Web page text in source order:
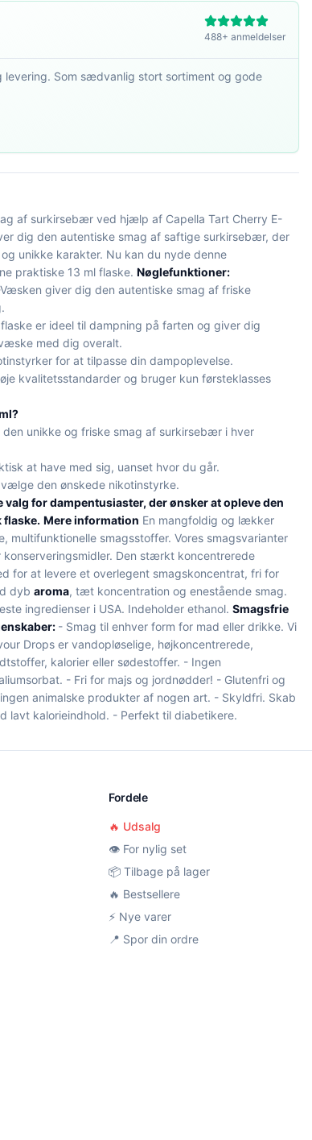
488+ anmeldelser
levering. Som sædvanlig stort sortiment og gode
af surkirsebær ved hjælp af Capella Tart Cherry E-
dig den autentiske smag af saftige surkirsebær, der
unikke karakter. Nu kan du nyde denne
praktiske 13 ml flaske. Nøglefunktioner:
giver dig den autentiske smag af friske
er ideel til dampning på farten og giver dig
med dig overalt.
for at tilpasse din dampoplevelse.
kvalitetsstandarder og bruger kun førsteklasses
den unikke og friske smag af surkirsebær i hver
at have med sig, uanset hvor du går.
den ønskede nikotinstyrke.
valg for dampentusiaster, der ønsker at opleve den
flaske. Mere information En mangfoldig og lækker
multifunktionelle smagsstoffer. Vores smagsvarianter
Den stærkt koncentrerede
for at levere et overlegent smagskoncentrat, fri for
dyb aroma, tæt koncentration og enestående smag.
ingredienser i USA. Indeholder ethanol. Smagsfrie
- Smag til enhver form for mad eller drikke. Vi
Drops er vandopløselige, højkoncentrerede,
kalorier eller sødestoffer. - Ingen
- Fri for majs og jordnødder! - Glutenfri og
animalske produkter af nogen art. - Skyldfri. Skab
lavt kalorieindhold. - Perfekt til diabetikere.
Fordele
🔥 Udsalg
👁️ For nylig set
📦 Tilbage på lager
🔥 Bestsellere
⚡ Nye varer
📍 Spor din ordre